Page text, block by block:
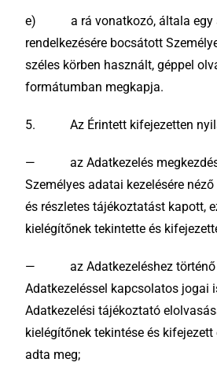
e) a rá vonatkozó, általa egy
rendelkezésére bocsátott
széles körben használt, géppel
formátumban megkapja.
5. Az Érintett kifejezetten
— az Adatkezelés
Személyes adatai kezelésére
és részletes tájékoztatást kapott,
kielégítőnek tekintette és
— az Adatkezeléshez történő
Adatkezeléssel kapcsolatos jogai
Adatkezelési tájékoztató
kielégítőnek tekintése és
adta meg;